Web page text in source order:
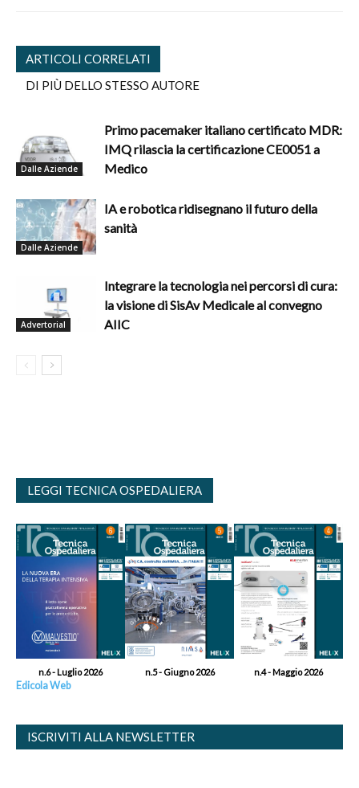
ARTICOLI CORRELATI
DI PIÙ DELLO STESSO AUTORE
Dalle Aziende
Primo pacemaker italiano certificato MDR:
IMQ rilascia la certificazione CE0051 a
Medico
Dalle Aziende
IA e robotica ridisegnano il futuro della
sanità
Advertorial
Integrare la tecnologia nei percorsi di cura:
la visione di SisAv Medicale al convegno
AIIC
LEGGI TECNICA OSPEDALIERA
n.6 - Luglio 2026 n.5 - Giugno 2026 n.4 - Maggio 2026
Edicola Web
ISCRIVITI ALLA NEWSLETTER